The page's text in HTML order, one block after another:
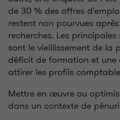
de 30 % des offres
restent non pourvues
recherches. Les
sont le vieillissement de la
déficit de formation et
attirer les profils
Mettre en œuvre ou
dans un contexte de